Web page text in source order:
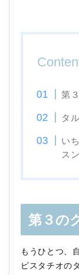
第
タ
い
スン
第３の
もうひとつ、
ピスタチオの